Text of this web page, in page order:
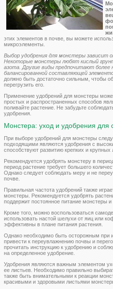
этих элементов в почве, вы можете
микроэлементы.
Выбор удобрения для монстеры зависит
Некоторые монстеры любят кислый
азота. Другие виды предпочитают
балансированной составляющей
должно быть достаточно сильным, чтобы
перегрузить его.
Применение удобрений для монстеры
простых и распространенных способов
поливайте растение. Не забудьте
удобрения.
Монстера: уход и удобрения для
При выборе удобрений для монстеры
подходящими являются удобрения с
способствуют развитию крепких и
Рекомендуется удобрять монстеру в
период растение требует большего
Однако следует соблюдать меру и не
почве.
Правильная частота удобрений также
монстеры. Рекомендуется удобрять
поддержит постоянное питание монстеры
Кроме того, можно воспользоваться
использовать настой шелухи от яиц или
эффективны в плане питания растения.
Однако необходимо быть осторожным при
привести к переувлажнению почвы и
прочитать инструкцию к удобрению и
на определенное удобрение.
Удобрения являются важным элементом
ее листьев. Необходимо правильно
также быть внимательными к реакции
красивыми и здоровыми листьями